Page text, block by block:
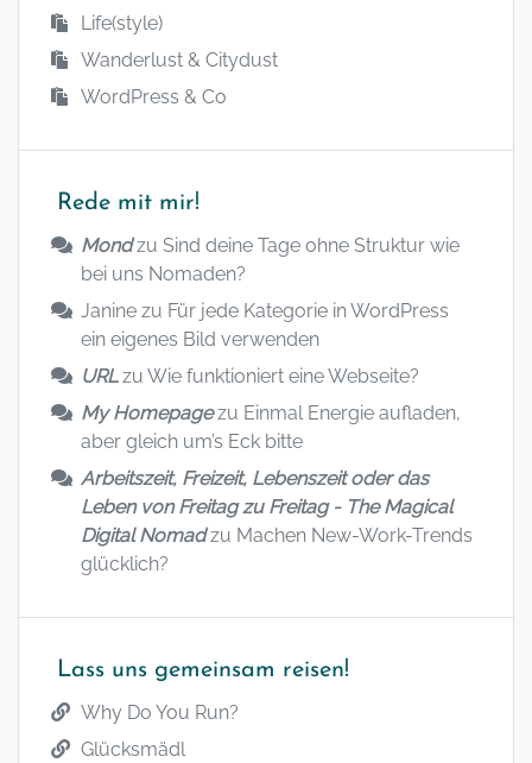
Life(style)
Wanderlust & Citydust
WordPress & Co
Rede mit mir!
Mondzu Sind deine Tage ohne Struktur wie
bei uns Nomaden?
Janine zu Für jede Kategorie in WordPress
ein eigenes Bild verwenden
URLzu Wie funktioniert eine Webseite?
My Homepagezu Einmal Energie aufladen,
aber gleich um’s Eck bitte
Arbeitszeit, Freizeit, Lebenszeit oder das
Leben von Freitag zu Freitag - The Magical
Digital Nomadzu Machen New-Work-Trends
glücklich?
Lass uns gemeinsam reisen!
Why Do You Run?
Glücksmädl